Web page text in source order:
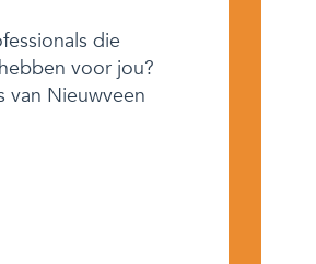
die
voor jou?
van Nieuwveen